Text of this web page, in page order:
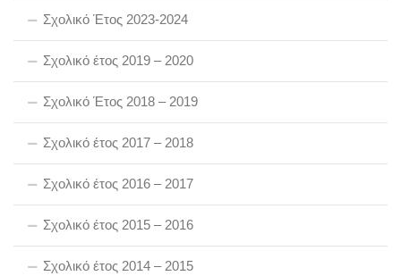
Σχολικό Έτος 2023-2024
Σχολικό έτος 2019 – 2020
Σχολικό Έτος 2018 – 2019
Σχολικό έτος 2017 – 2018
Σχολικό έτος 2016 – 2017
Σχολικό έτος 2015 – 2016
Σχολικό έτος 2014 – 2015